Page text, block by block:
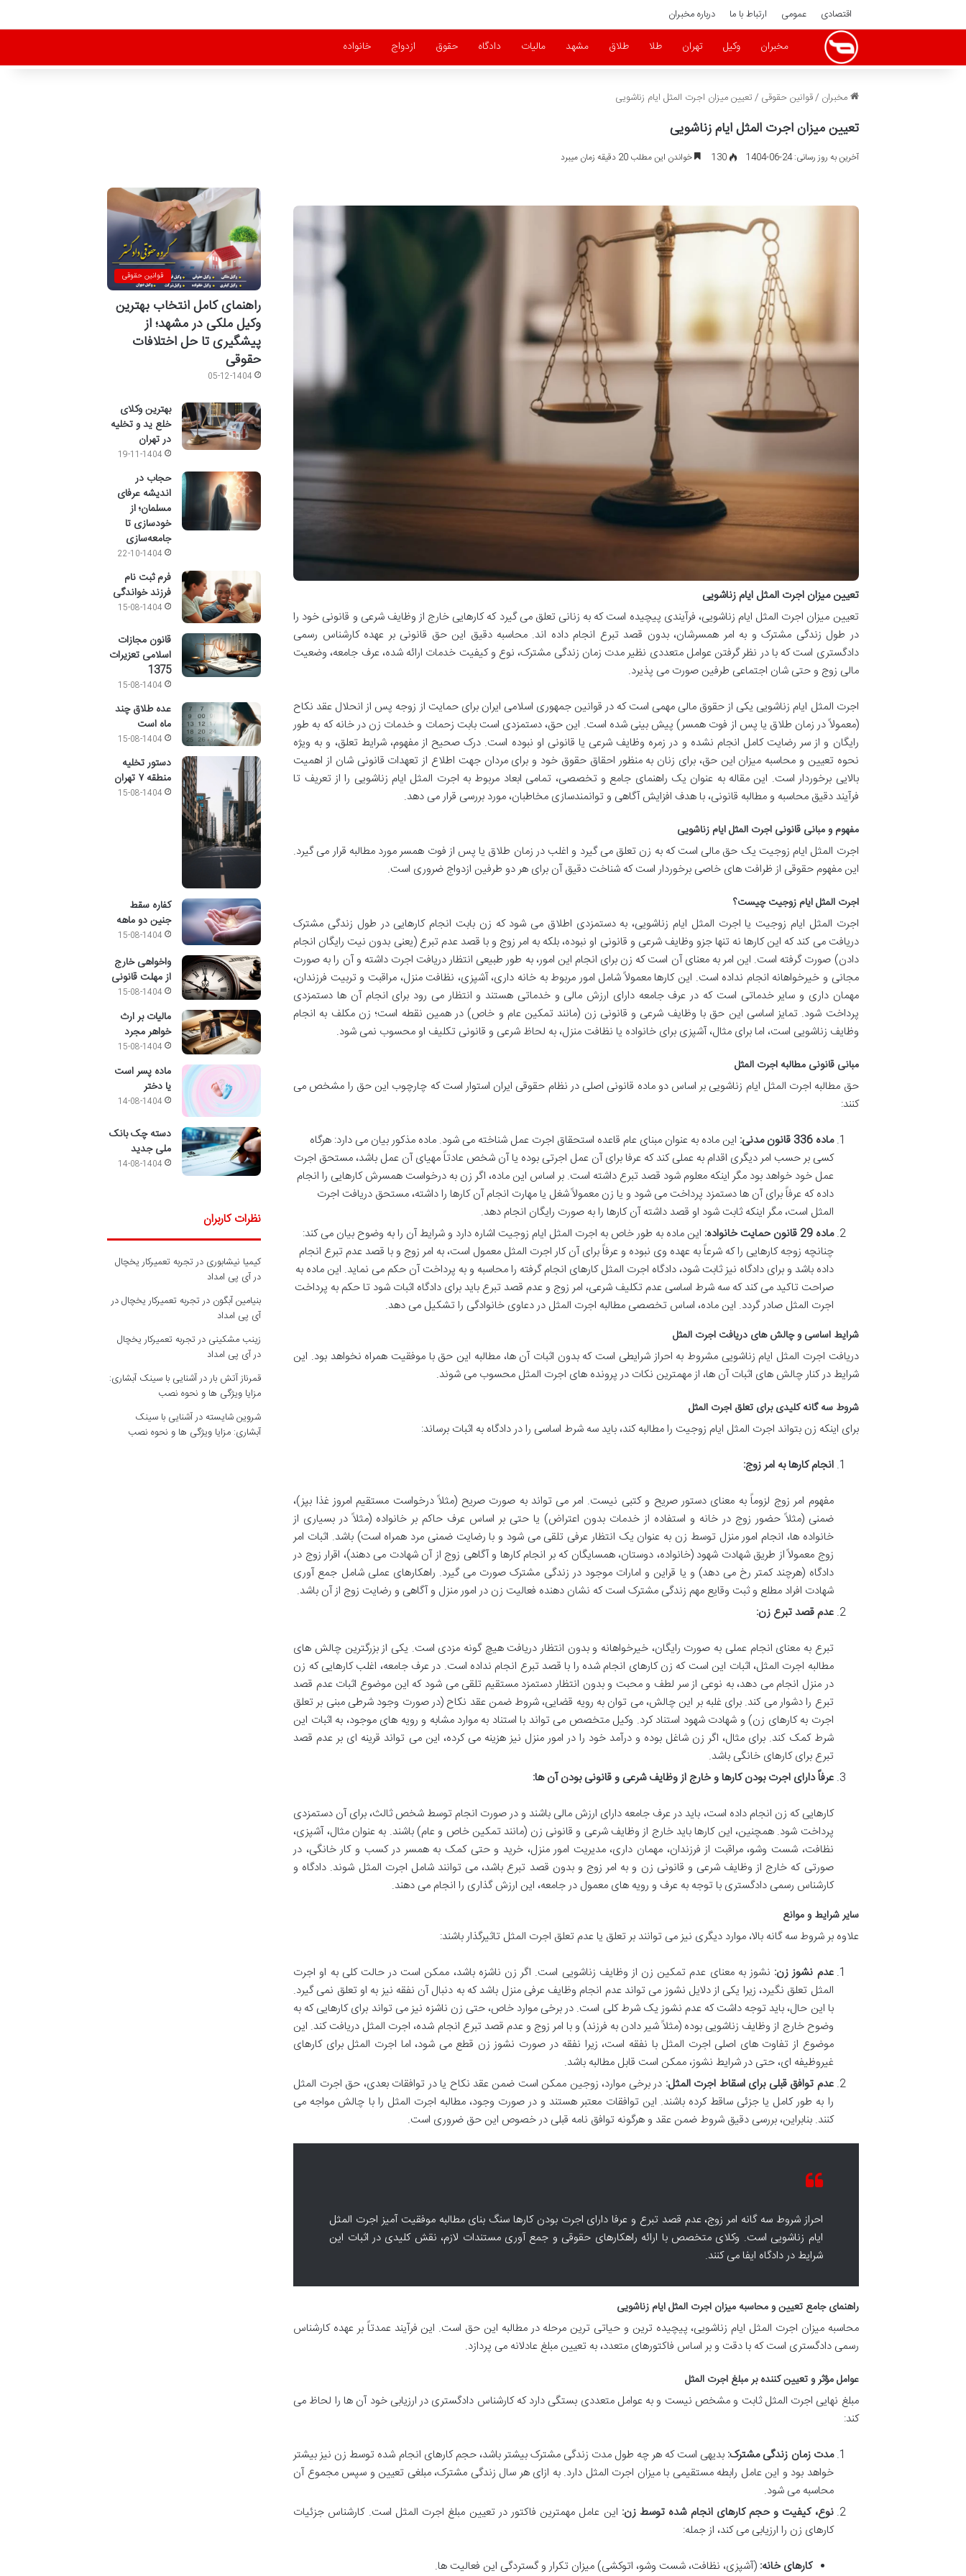
اقتصادی عمومی ارتباط با ما درباره مخبران
مخبران وکیل تهران طلا طلاق مشهد مالیات دادگاه حقوق ازدواج خانواده
مخبران /قوانین حقوقی /تعیین میزان اجرت المثل ایام زناشویی
تعیین میزان اجرت المثل ایام زناشویی
آخرین به روز رسانی: 24-06-1404 130 خواندن این مطلب 20 دقیقه زمان میبرد
تعیین میزان اجرت المثل ایام زناشویی
تعیین میزان اجرت المثل ایام زناشویی، فرآیندی پیچیده است که به زنانی تعلق می گیرد که کارهایی خارج از وظایف شرعی و قانونی خود را
در طول زندگی مشترک و به امر همسرشان، بدون قصد تبرع انجام داده اند. محاسبه دقیق این حق قانونی بر عهده کارشناس رسمی
دادگستری است که با در نظر گرفتن عوامل متعددی نظیر مدت زمان زندگی مشترک، نوع و کیفیت خدمات ارائه شده، عرف جامعه، وضعیت
مالی زوج و حتی شان اجتماعی طرفین صورت می پذیرد.
اجرت المثل ایام زناشویی یکی از حقوق مالی مهمی است که در قوانین جمهوری اسلامی ایران برای حمایت از زوجه پس از انحلال عقد نکاح
(معمولاً در زمان طلاق یا پس از فوت همسر) پیش بینی شده است. این حق، دستمزدی است بابت زحمات و خدمات زن در خانه که به طور
رایگان و از سر رضایت کامل انجام نشده و در زمره وظایف شرعی یا قانونی او نبوده است. درک صحیح از مفهوم، شرایط تعلق، و به ویژه
نحوه تعیین و محاسبه میزان این حق، برای زنان به منظور احقاق حقوق خود و برای مردان جهت اطلاع از تعهدات قانونی شان از اهمیت
بالایی برخوردار است. این مقاله به عنوان یک راهنمای جامع و تخصصی، تمامی ابعاد مربوط به اجرت المثل ایام زناشویی را از تعریف تا
فرآیند دقیق محاسبه و مطالبه قانونی، با هدف افزایش آگاهی و توانمندسازی مخاطبان، مورد بررسی قرار می دهد.
مفهوم و مبانی قانونی اجرت المثل ایام زناشویی
اجرت المثل ایام زوجیت یک حق مالی است که به زن تعلق می گیرد و اغلب در زمان طلاق یا پس از فوت همسر مورد مطالبه قرار می گیرد.
این مفهوم حقوقی از ظرافت های خاصی برخوردار است که شناخت دقیق آن برای هر دو طرفین ازدواج ضروری است.
اجرت المثل ایام زوجیت چیست؟
اجرت المثل ایام زوجیت یا اجرت المثل ایام زناشویی، به دستمزدی اطلاق می شود که زن بابت انجام کارهایی در طول زندگی مشترک
دریافت می کند که این کارها نه تنها جزو وظایف شرعی و قانونی او نبوده، بلکه به امر زوج و با قصد عدم تبرع (یعنی بدون نیت رایگان انجام
دادن) صورت گرفته است. این امر به معنای آن است که زن برای انجام این امور، به طور طبیعی انتظار دریافت اجرت داشته و آن را به صورت
مجانی و خیرخواهانه انجام نداده است. این کارها معمولاً شامل امور مربوط به خانه داری، آشپزی، نظافت منزل، مراقبت و تربیت فرزندان،
مهمان داری و سایر خدماتی است که در عرف جامعه دارای ارزش مالی و خدماتی هستند و انتظار می رود برای انجام آن ها دستمزدی
پرداخت شود. تمایز اساسی این حق با وظایف شرعی و قانونی زن (مانند تمکین عام و خاص) در همین نقطه است؛ زن مکلف به انجام
وظایف زناشویی است، اما برای مثال، آشپزی برای خانواده یا نظافت منزل، به لحاظ شرعی و قانونی تکلیف او محسوب نمی شود.
مبانی قانونی مطالبه اجرت المثل
حق مطالبه اجرت المثل ایام زناشویی بر اساس دو ماده قانونی اصلی در نظام حقوقی ایران استوار است که چارچوب این حق را مشخص می
کنند:
ماده 336 قانون مدنی:
این ماده به عنوان مبنای عام قاعده استحقاق اجرت عمل شناخته می شود. ماده مذکور بیان می دارد: هرگاه
کسی بر حسب امر دیگری اقدام به عملی کند که عرفا برای آن عمل اجرتی بوده یا آن شخص عادتاً مهیای آن عمل باشد، مستحق اجرت
عمل خود خواهد بود مگر اینکه معلوم شود قصد تبرع داشته است. بر اساس این ماده، اگر زن به درخواست همسرش کارهایی را انجام
داده که عرفاً برای آن ها دستمزد پرداخت می شود و یا زن معمولاً شغل یا مهارت انجام آن کارها را داشته، مستحق دریافت اجرت
المثل است، مگر اینکه ثابت شود او قصد داشته آن کارها را به صورت رایگان انجام دهد.
ماده 29 قانون حمایت خانواده:
این ماده به طور خاص به اجرت المثل ایام زوجیت اشاره دارد و شرایط آن را به وضوح بیان می کند:
چنانچه زوجه کارهایی را که شرعاً به عهده وی نبوده و عرفاً برای آن کار اجرت المثل معمول است، به امر زوج و با قصد عدم تبرع انجام
داده باشد و برای دادگاه نیز ثابت شود، دادگاه اجرت المثل کارهای انجام گرفته را محاسبه و به پرداخت آن حکم می نماید. این ماده به
صراحت تاکید می کند که سه شرط اساسی عدم تکلیف شرعی، امر زوج و عدم قصد تبرع باید برای دادگاه اثبات شود تا حکم به پرداخت
اجرت المثل صادر گردد. این ماده، اساس تخصصی مطالبه اجرت المثل در دعاوی خانوادگی را تشکیل می دهد.
شرایط اساسی و چالش های دریافت اجرت المثل
دریافت اجرت المثل ایام زناشویی مشروط به احراز شرایطی است که بدون اثبات آن ها، مطالبه این حق با موفقیت همراه نخواهد بود. این
شرایط در کنار چالش های اثبات آن ها، از مهمترین نکات در پرونده های اجرت المثل محسوب می شوند.
شروط سه گانه کلیدی برای تعلق اجرت المثل
برای اینکه زن بتواند اجرت المثل ایام زوجیت را مطالبه کند، باید سه شرط اساسی را در دادگاه به اثبات برساند:
انجام کارها به امر زوج:
مفهوم امر زوج لزوماً به معنای دستور صریح و کتبی نیست. امر می تواند به صورت صریح (مثلاً درخواست مستقیم امروز غذا بپز)،
ضمنی (مثلاً حضور زوج در خانه و استفاده از خدمات بدون اعتراض) یا حتی بر اساس عرف حاکم بر خانواده (مثلاً در بسیاری از
خانواده ها، انجام امور منزل توسط زن به عنوان یک انتظار عرفی تلقی می شود و با رضایت ضمنی مرد همراه است) باشد. اثبات امر
زوج معمولاً از طریق شهادت شهود (خانواده، دوستان، همسایگان که بر انجام کارها و آگاهی زوج از آن شهادت می دهند)، اقرار زوج در
دادگاه (هرچند کمتر رخ می دهد) و یا قراین و امارات موجود در زندگی مشترک صورت می گیرد. راهکارهای عملی شامل جمع آوری
شهادت افراد مطلع و ثبت وقایع مهم زندگی مشترک است که نشان دهنده فعالیت زن در امور منزل و آگاهی و رضایت زوج از آن باشد.
عدم قصد تبرع زن:
تبرع به معنای انجام عملی به صورت رایگان، خیرخواهانه و بدون انتظار دریافت هیچ گونه مزدی است. یکی از بزرگترین چالش های
مطالبه اجرت المثل، اثبات این است که زن کارهای انجام شده را با قصد تبرع انجام نداده است. در عرف جامعه، اغلب کارهایی که زن
در منزل انجام می دهد، به نوعی از سر لطف و محبت و بدون انتظار دستمزد مستقیم تلقی می شود که این موضوع اثبات عدم قصد
تبرع را دشوار می کند. برای غلبه بر این چالش، می توان به رویه قضایی، شروط ضمن عقد نکاح (در صورت وجود شرطی مبنی بر تعلق
اجرت به کارهای زن) و شهادت شهود استناد کرد. وکیل متخصص می تواند با استناد به موارد مشابه و رویه های موجود، به اثبات این
شرط کمک کند. برای مثال، اگر زن شاغل بوده و درآمد خود را در امور منزل نیز هزینه می کرده، این می تواند قرینه ای بر عدم قصد
تبرع برای کارهای خانگی باشد.
عرفاً دارای اجرت بودن کارها و خارج از وظایف شرعی و قانونی بودن آن ها:
کارهایی که زن انجام داده است، باید در عرف جامعه دارای ارزش مالی باشند و در صورت انجام توسط شخص ثالث، برای آن دستمزدی
پرداخت شود. همچنین، این کارها باید خارج از وظایف شرعی و قانونی زن (مانند تمکین خاص و عام) باشند. به عنوان مثال، آشپزی،
نظافت، شست وشو، مراقبت از فرزندان، مهمان داری، مدیریت امور منزل، خرید و حتی کمک به همسر در کسب و کار خانگی، در
صورتی که خارج از وظایف شرعی و قانونی زن و به امر زوج و بدون قصد تبرع باشد، می توانند شامل اجرت المثل شوند. دادگاه و
کارشناس رسمی دادگستری با توجه به عرف و رویه های معمول در جامعه، این ارزش گذاری را انجام می دهند.
سایر شرایط و موانع
علاوه بر شروط سه گانه بالا، موارد دیگری نیز می توانند بر تعلق یا عدم تعلق اجرت المثل تاثیرگذار باشند:
عدم نشوز زن: نشوز به معنای عدم تمکین زن از وظایف زناشویی است. اگر زن ناشزه باشد، ممکن است در حالت کلی به او اجرت
المثل تعلق نگیرد، زیرا یکی از دلایل نشوز می تواند عدم انجام وظایف عرفی منزل باشد که به دنبال آن نفقه نیز به او تعلق نمی گیرد.
با این حال، باید توجه داشت که عدم نشوز یک شرط کلی است. در برخی موارد خاص، حتی زن ناشزه نیز می تواند برای کارهایی که به
وضوح خارج از وظایف زناشویی بوده (مثلاً شیر دادن به فرزند) و با امر زوج و عدم قصد تبرع انجام شده، اجرت المثل دریافت کند. این
موضوع از تفاوت های اصلی اجرت المثل با نفقه است، زیرا نفقه در صورت نشوز زن قطع می شود، اما اجرت المثل برای کارهای
غیروظیفه ای، حتی در شرایط نشوز، ممکن است قابل مطالبه باشد.
عدم توافق قبلی برای اسقاط اجرت المثل: در برخی موارد، زوجین ممکن است ضمن عقد نکاح یا در توافقات بعدی، حق اجرت المثل
را به طور کامل یا جزئی ساقط کرده باشند. این توافقات معتبر هستند و در صورت وجود، مطالبه اجرت المثل را با چالش مواجه می
کنند. بنابراین، بررسی دقیق شروط ضمن عقد و هرگونه توافق نامه قبلی در خصوص این حق ضروری است.
احراز شروط سه گانه امر زوج، عدم قصد تبرع و عرفا دارای اجرت بودن کارها سنگ بنای مطالبه موفقیت آمیز اجرت المثل
ایام زناشویی است. وکلای متخصص با ارائه راهکارهای حقوقی و جمع آوری مستندات لازم، نقش کلیدی در اثبات این
شرایط در دادگاه ایفا می کنند.
راهنمای جامع تعیین و محاسبه میزان اجرت المثل ایام زناشویی
محاسبه میزان اجرت المثل ایام زناشویی، پیچیده ترین و حیاتی ترین مرحله در مطالبه این حق است. این فرآیند عمدتاً بر عهده کارشناس
رسمی دادگستری است که با دقت و بر اساس فاکتورهای متعدد، به تعیین مبلغ عادلانه می پردازد.
عوامل مؤثر و تعیین کننده بر مبلغ اجرت المثل
مبلغ نهایی اجرت المثل ثابت و مشخص نیست و به عوامل متعددی بستگی دارد که کارشناس دادگستری در ارزیابی خود آن ها را لحاظ می
کند:
مدت زمان زندگی مشترک: بدیهی است که هر چه طول مدت زندگی مشترک بیشتر باشد، حجم کارهای انجام شده توسط زن نیز بیشتر
خواهد بود و این عامل رابطه مستقیمی با میزان اجرت المثل دارد. به ازای هر سال زندگی مشترک، مبلغی تعیین و سپس مجموع آن
محاسبه می شود.
نوع، کیفیت و حجم کارهای انجام شده توسط زن: این عامل مهمترین فاکتور در تعیین مبلغ اجرت المثل است. کارشناس جزئیات
کارهای زن را ارزیابی می کند، از جمله:
کارهای خانه: (آشپزی، نظافت، شست وشو، اتوکشی) میزان تکرار و گستردگی این فعالیت ها.
قوانین حقوقی
راهنمای کامل انتخاب بهترین
وکیل ملکی در مشهد؛ از
پیشگیری تا حل اختلافات
حقوقی
05-12-1404
بهترین وکلای
خلع ید و تخلیه
در تهران
19-11-1404
حجاب در
اندیشه عرفای
مسلمان؛ از
خودسازی تا
جامعه‌سازی
22-10-1404
فرم ثبت نام
فرزند خواندگی
15-08-1404
قانون مجازات
اسلامی تعزیرات
1375
15-08-1404
عده طلاق چند
ماه است
15-08-1404
دستور تخلیه
منطقه ۷ تهران
15-08-1404
کفاره سقط
جنین دو ماهه
15-08-1404
واخواهی خارج
از مهلت قانونی
15-08-1404
مالیات بر ارث
خواهر مجرد
15-08-1404
ماده پسر است
یا دختر
14-08-1404
دسته چک بانک
ملی جدید
14-08-1404
نظرات کاربران
کیمیا نیشابوری درتجربه تعمیرکار یخچال
در آی پی امداد
بنیامین آبگون درتجربه تعمیرکار یخچال در
آی پی امداد
زینب مشکینی درتجربه تعمیرکار یخچال
در آی پی امداد
قمرناز آتش باردرآشنایی با سینک آبشاری:
مزایا ویژگی ها و نحوه نصب
شروین شایسته درآشنایی با سینک
آبشاری: مزایا ویژگی ها و نحوه نصب